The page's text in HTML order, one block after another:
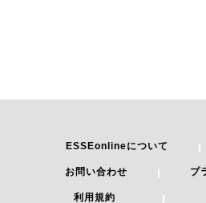
ESSEonlineについて
お問い合わせ プ
利用規約